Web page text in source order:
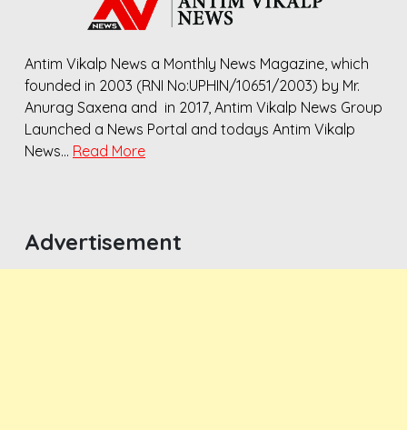
Antim Vikalp News a Monthly News Magazine, which
founded in 2003 (RNI No:UPHIN/10651/2003) by Mr.
Anurag Saxena and in 2017, Antim Vikalp News Group
Launched a News Portal and todays Antim Vikalp
News… Read More
Advertisement